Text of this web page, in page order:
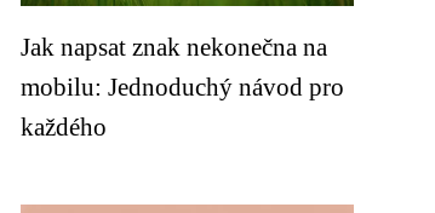
Jak napsat znak nekonečna na
mobilu: Jednoduchý návod pro
každého